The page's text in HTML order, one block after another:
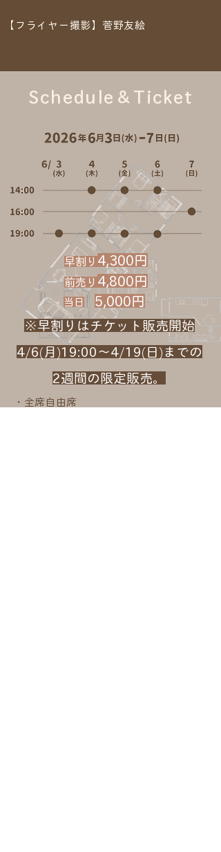
​【フライヤー撮影】菅野友絵
Schedule＆Ticket
早割り 4,300円
前売り 4,800円
​当日 5,000円
※早割りはチケット販売開始
4/6(月)19:00〜4/19(日)までの
2週間の限定販売。
・全席自由席